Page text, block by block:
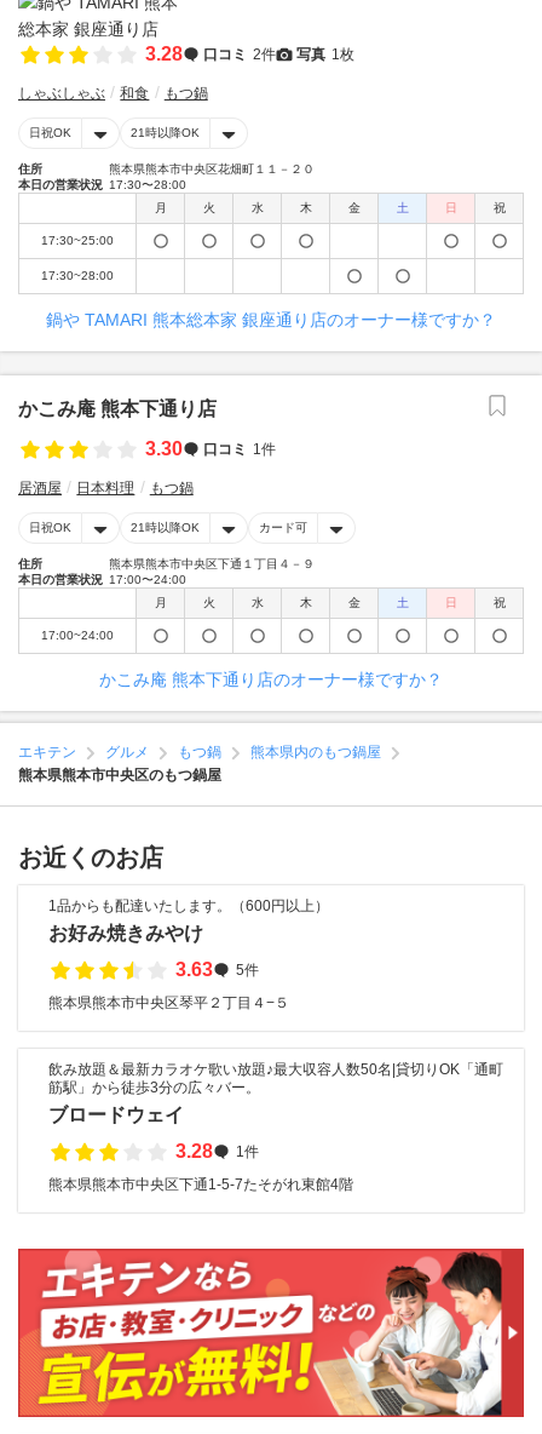
3.28 口コミ 2件 写真 1枚
しゃぶしゃぶ 和食 もつ鍋
日祝OK 21時以降OK
住所
熊本県熊本市中央区花畑町１１－２０
本日の営業状況 17:30〜28:00
月
火 水 木 金 土 日 祝
17:30~25:00
17:30~28:00
鍋や TAMARI 熊本総本家 銀座通り店のオーナー様ですか？
かこみ庵 熊本下通り店
3.30
口コミ 1件
居酒屋 日本料理 もつ鍋
日祝OK 21時以降OK カード可
住所
熊本県熊本市中央区下通１丁目４－９
本日の営業状況 17:00〜24:00
月
火 水 木 金 土 日 祝
17:00~24:00
かこみ庵 熊本下通り店のオーナー様ですか？
エキテン グルメ もつ鍋
熊本県内のもつ鍋屋
熊本県熊本市中央区のもつ鍋屋
お近くのお店
1品からも配達いたします。（600円以上）
お好み焼きみやけ
3.63
5件
熊本県熊本市中央区琴平２丁目４−５
飲み放題＆最新カラオケ歌い放題♪最大収容人数50名|貸切りOK「通町
筋駅」から徒歩3分の広々バー。
ブロードウェイ
3.28
1件
熊本県熊本市中央区下通1-5-7たそがれ東館4階